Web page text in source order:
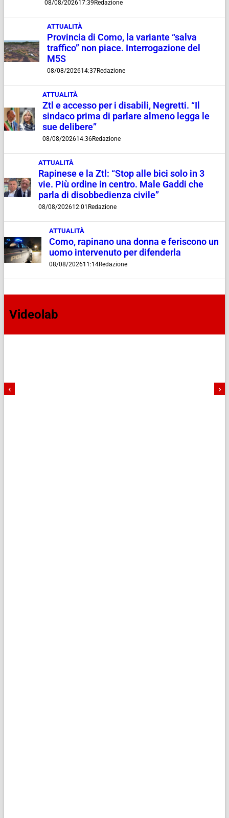
08/08/202617:39 Redazione
ATTUALITÀ
Provincia di Como, la variante “salva
traffico” non piace. Interrogazione del
M5S
08/08/202614:37Redazione
ATTUALITÀ
Ztl e accesso per i disabili, Negretti. “Il
sindaco prima di parlare almeno legga le
sue delibere”
08/08/202614:36Redazione
ATTUALITÀ
Rapinese e la Ztl: “Stop alle bici solo in 3
vie. Più ordine in centro. Male Gaddi che
parla di disobbedienza civile”
08/08/202612:01 Redazione
ATTUALITÀ
Como, rapinano una donna e feriscono un
uomo intervenuto per difenderla
08/08/202611:14Redazione
Videolab
‹ ›